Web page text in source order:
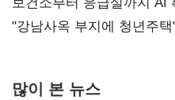
"강남사옥 부지에 청년주
많이 본 뉴스